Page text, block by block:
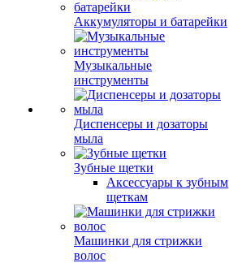
Аккумуляторы и батарейки
Музыкальные
инструменты
Диспенсеры и дозаторы
мыла
Зубные щетки
Аксессуары к зубным
щеткам
Машинки для стрижки
волос